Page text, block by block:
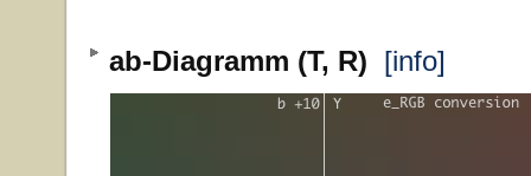
ab-Diagramm (T, R) [info]